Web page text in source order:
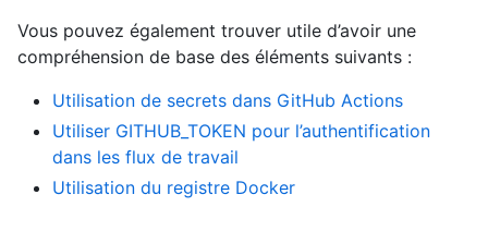
Vous pouvez également trouver utile d’avoir une
compréhension de base des éléments suivants :
Utilisation de secrets dans GitHub Actions
Utiliser GITHUB_TOKEN pour l’authentification
dans les flux de travail
Utilisation du registre Docker